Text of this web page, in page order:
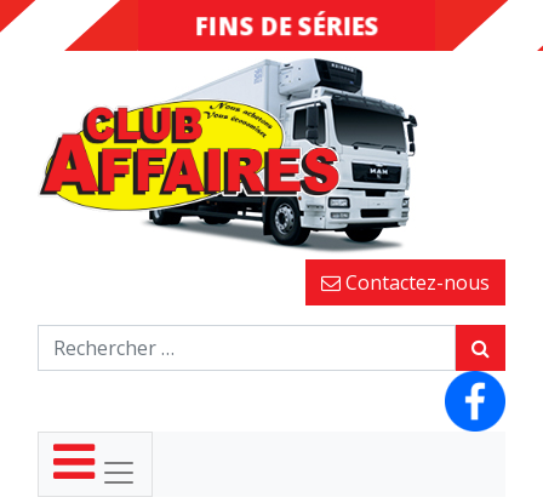
DESTOCKAGE
FINS DE SÉRIES
Contactez-nous